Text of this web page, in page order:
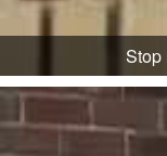
Stop